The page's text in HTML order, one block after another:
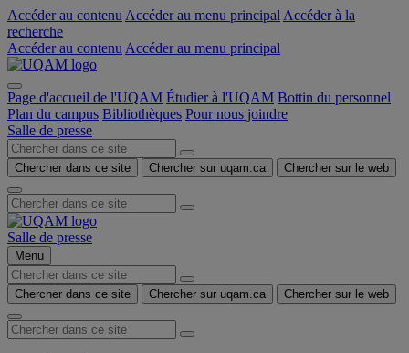
Accéder au contenu Accéder au menu principal Accéder à la
recherche
Accéder au contenu Accéder au menu principal
Page d'accueil de l'UQAM Étudier à l'UQAM Bottin du personnel
Plan du campus Bibliothèques Pour nous joindre
Salle de presse
Chercher dans ce site Chercher sur uqam.ca Chercher sur le web
Salle de presse
Menu
Chercher dans ce site Chercher sur uqam.ca Chercher sur le web